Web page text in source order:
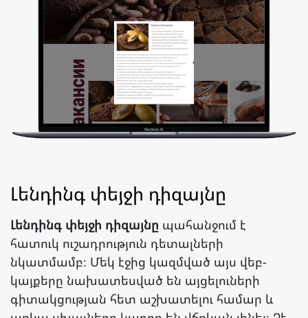
Լենդինգ փեյջի դիզայնը
Լենդինգ փեյջի դիզայնը պահանջում է
հատուկ ուշադրություն դետալների
նկատմամբ։ Մեկ էջից կազմված այս վեբ-
կայքերը նախատեսված են այցելուների
գիտակցության հետ աշխատելու համար և